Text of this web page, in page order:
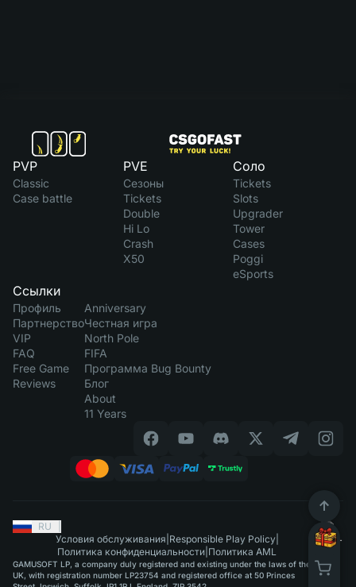
PVP
Classic
Case battle
PVE
Сезоны
Tickets
Double
Hi Lo
Crash
X50
Соло
Tickets
Slots
Upgrader
Tower
Cases
Poggi
eSports
Ссылки
Профиль
Партнерство
VIP
FAQ
Free Game
Reviews
Anniversary
Честная игра
North Pole
FIFA
Программа Bug Bounty
Блог
About
11 Years
RU
Условия обслуживания Responsible Play Policy|
Политика конфиденциальности Политика AML
GAMUSOFT LP, a company duly registered and existing under the laws of the
UK, with registration number LP23754 and registered office at 50 Princes